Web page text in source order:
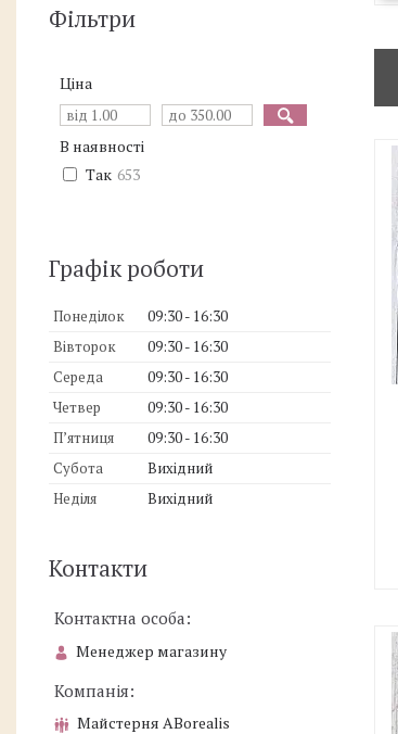
Фільтри
Ціна
В наявності
Так 653
Графік роботи
Понеділок 09:30
16:30
Вівторок
09:30
16:30
Середа
09:30
16:30
Четвер
09:30
16:30
Пʼятниця
09:30
16:30
Субота
Вихідний
Неділя
Вихідний
Контакти
Менеджер магазину
Майстерня ABorealis